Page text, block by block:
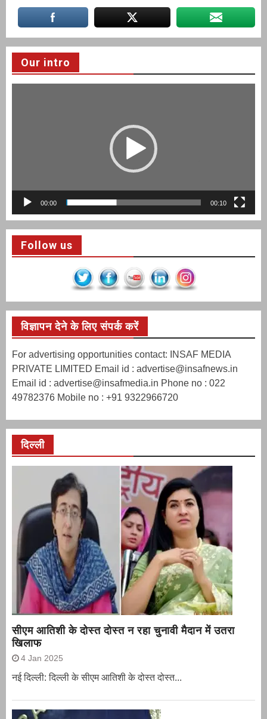
Our intro
00:00 00:10
Follow us
विज्ञापन देने के लिए संपर्क करें
For advertising opportunities contact: INSAF MEDIA
PRIVATE LIMITED Email id : advertise@insafnews.in
Email id : advertise@insafmedia.in Phone no : 022
49782376 Mobile no : +91 9322966720
दिल्ली
सीएम आतिशी के दोस्त दोस्त न रहा चुनावी मैदान में उतरा
खिलाफ
4 Jan 2025
नई दिल्ली: दिल्ली के सीएम आतिशी के दोस्त दोस्त...